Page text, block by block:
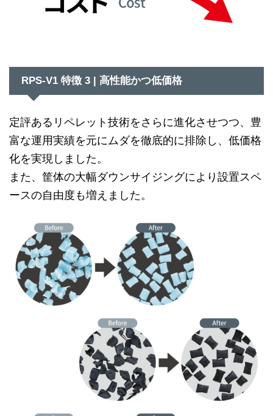
RPS-V1 特徴 3 | 高性能かつ低価格
定評あるリペレット技術をさらに進化させつつ、豊
富な運用実績を元にムダを徹底的に排除し、低価格
化を実現しました。
また、筐体の大幅ダウンサイジングにより設置スペ
ースの自由度も増えました。